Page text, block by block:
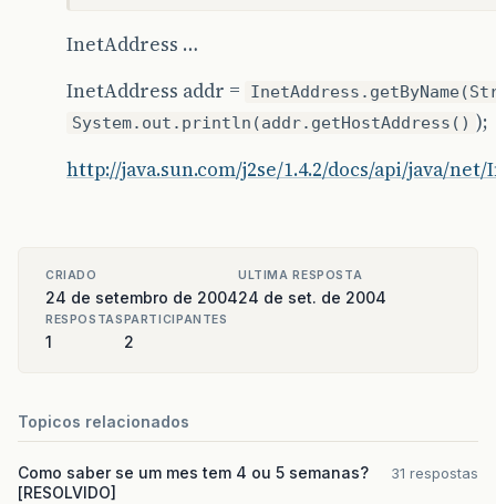
InetAddress …
InetAddress addr =
System.out.println(addr.getHostAddress() );
http://java.sun.com/j2se/1.4.2/docs/api/java/
CRIADO
24 de setembro de 2004
ULTIMA RESPOSTA
24 de set. de 2004
RESPOSTAS
1
PARTICIPANTES
2
Topicos relacionados
Como saber se um mes tem 4 ou 5 semanas?
[RESOLVIDO]
31 respostas